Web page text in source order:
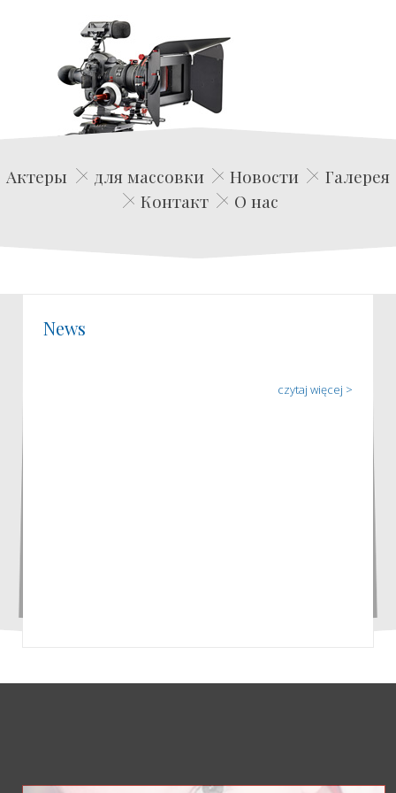
Edwin Film Agencja Aktorska
Актеры для массовки Новости
Галерея
Контакт
О нас
News
czytaj więcej >